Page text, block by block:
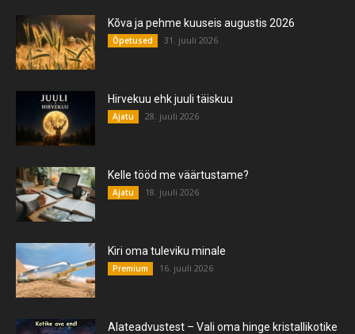
Kõva ja pehme kuuseis augustis 2026
Õpetused 31. juuli 2026
Hirvekuu ehk juuli täiskuu
Ajatu 28. juuli 2026
Kelle tööd me väärtustame?
Ajatu 18. juuli 2026
Kiri oma tuleviku minale
Premium 16. juuli 2026
Alateadvustest – Vali oma hinge kristallikotike